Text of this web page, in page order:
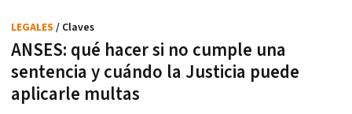
ANSES: qué hacer si no cumple una
sentencia y cuándo la Justicia puede
aplicarle multas
LEGALES / Claves